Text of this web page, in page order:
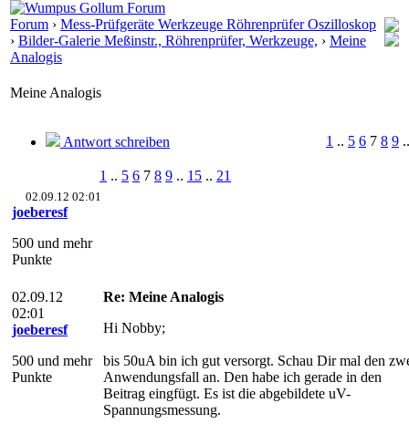
Forum › Mess-Prüfgeräte Werkzeuge Röhrenprüfer Oszilloskop
› Bilder-Galerie Meßinstr., Röhrenprüfer, Werkzeuge, › Meine
Analogis
Meine Analogis
Antwort schreiben 1 .. 5 6 7 8 9
1 .. 5 6 7 8 9 .. 15 .. 21
02.09.12 02:01
joeberesf
500 und mehr
Punkte
02.09.12
02:01
joeberesf
500 und mehr
Punkte
Re: Meine Analogis
Hi Nobby;
bis 50uA bin ich gut versorgt. Schau Dir mal den
Anwendungsfall an. Den habe ich gerade in den
Beitrag eingfügt. Es ist die abgebildete uV-
Spannungsmessung.